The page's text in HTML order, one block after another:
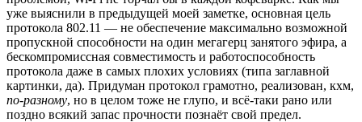
уже выяснили в предыдущей моей заметке, основная цель
протокола 802.11 — не обеспечение максимально возможной
пропускной способности на один мегагерц занятого эфира, а
бескомпромиссная совместимость и работоспособность
протокола даже в самых плохих условиях (типа заглавной
картинки, да). Придуман протокол грамотно, реализован, кхм,
по-разному, но в целом тоже не глупо, и всё-таки рано или
поздно всякий запас прочности познаёт свой предел.